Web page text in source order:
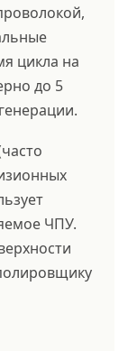
цикла на
до 5
ЧПУ.